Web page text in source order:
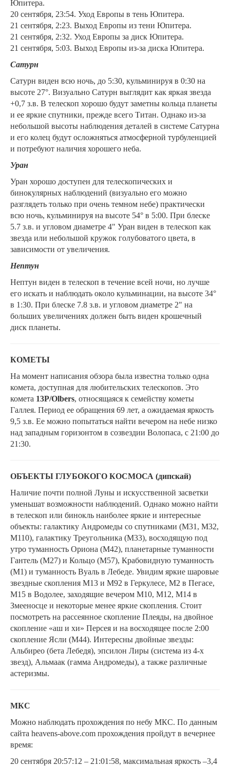
Юпитера.
20 сентября, 23:54. Уход Европы в тень Юпитера.
21 сентября, 2:23. Выход Европы из тени Юпитера.
21 сентября, 2:32. Уход Европы за диск Юпитера.
21 сентября, 5:03. Выход Европы из-за диска Юпитера.
Сатурн
Сатурн виден всю ночь, до 5:30, кульминируя в 0:30 на
высоте 27°. Визуально Сатурн выглядит как яркая звезда
+0,7 з.в. В телескоп хорошо будут заметны кольца планеты
и ее яркие спутники, прежде всего Титан. Однако из-за
небольшой высоты наблюдения деталей в системе Сатурна
и его колец будут осложняться атмосферной турбуленцией
и потребуют наличия хорошего неба.
Уран
Уран хорошо доступен для телескопических и
бинокулярных наблюдений (визуально его можно
разглядеть только при очень темном небе) практически
всю ночь, кульминируя на высоте 54° в 5:00. При блеске
5.7 з.в. и угловом диаметре 4" Уран виден в телескоп как
звезда или небольшой кружок голубоватого цвета, в
зависимости от увеличения.
Нептун
Нептун виден в телескоп в течение всей ночи, но лучше
его искать и наблюдать около кульминации, на высоте 34°
в 1:30. При блеске 7.8 з.в. и угловом диаметре 2" на
больших увеличениях должен быть виден крошечный
диск планеты.
КОМЕТЫ
На момент написания обзора была известна только одна
комета, доступная для любительских телескопов. Это
комета 13P/Olbers, относящаяся к семейству кометы
Галлея. Период ее обращения 69 лет, а ожидаемая яркость
9,5 з.в. Ее можно попытаться найти вечером на небе низко
над западным горизонтом в созвездии Волопаса, с 21:00 до
21:30.
ОБЪЕКТЫ ГЛУБОКОГО КОСМОСА (дипскай)
Наличие почти полной Луны и искусственной засветки
уменьшат возможности наблюдений. Однако можно найти
в телескоп или бинокль наиболее яркие и интересные
объекты: галактику Андромеды со спутниками (М31, М32,
М110), галактику Треугольника (М33), восходящую под
утро туманность Ориона (М42), планетарные туманности
Гантель (М27) и Кольцо (М57), Крабовидную туманность
(М1) и туманность Вуаль в Лебеде. Увидим яркие шаровые
звездные скопления М13 и М92 в Геркулесе, М2 в Пегасе,
М15 в Водолее, заходящие вечером М10, М12, М14 в
Змееносце и некоторые менее яркие скопления. Стоит
посмотреть на рассеянное скопление Плеяды, на двойное
скопление «аш и хи» Персея и на восходящее после 2:00
скопление Ясли (М44). Интересны двойные звезды:
Альбирео (бета Лебедя), эпсилон Лиры (система из 4-х
звезд), Альмаак (гамма Андромеды), а также различные
астеризмы.
МКС
Можно наблюдать прохождения по небу МКС. По данным
сайта heavens-above.com прохождения пройдут в вечернее
время:
20 сентября 20:57:12 – 21:01:58, максимальная яркость –3,4